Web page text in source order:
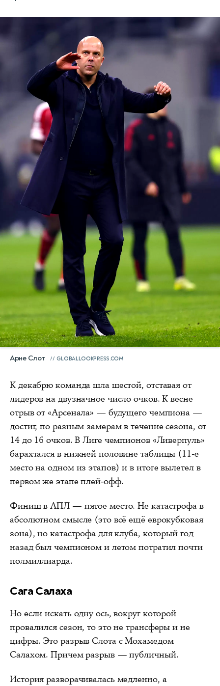
Арне Слот GLOBALLOOKPRESS.COM
К декабрю команда шла шестой, отставая от
лидеров на двузначное число очков. К весне
отрыв от «Арсенала» — будущего чемпиона —
достиг, по разным замерам в течение сезона, от
14 до 16 очков. В Лиге чемпионов «Ливерпуль»
барахтался в нижней половине таблицы (11-е
место на одном из этапов) и в итоге вылетел в
первом же этапе плей-офф.
Финиш в АПЛ — пятое место. Не катастрофа в
абсолютном смысле (это всё ещё еврокубковая
зона), но катастрофа для клуба, который год
назад был чемпионом и летом потратил почти
полмиллиарда.
Сага Салаха
Но если искать одну ось, вокруг которой
провалился сезон, то это не трансферы и не
цифры. Это разрыв Слота с Мохамедом
Салахом. Причем разрыв — публичный.
История разворачивалась медленно, а